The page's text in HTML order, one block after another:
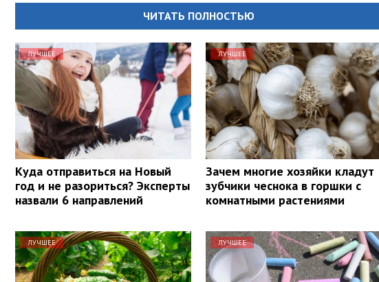
ЧИТАТЬ ПОЛНОСТЬЮ
ЛУЧШЕЕ
Куда отправиться на Новый
год и не разориться? Эксперты
назвали 6 направлений
ЛУЧШЕЕ
Зачем многие хозяйки кладут
зубчики чеснока в горшки с
комнатными растениями
ЛУЧШЕЕ ЛУЧШЕЕ